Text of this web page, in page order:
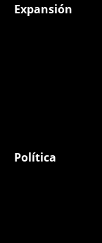
Expansión
Política